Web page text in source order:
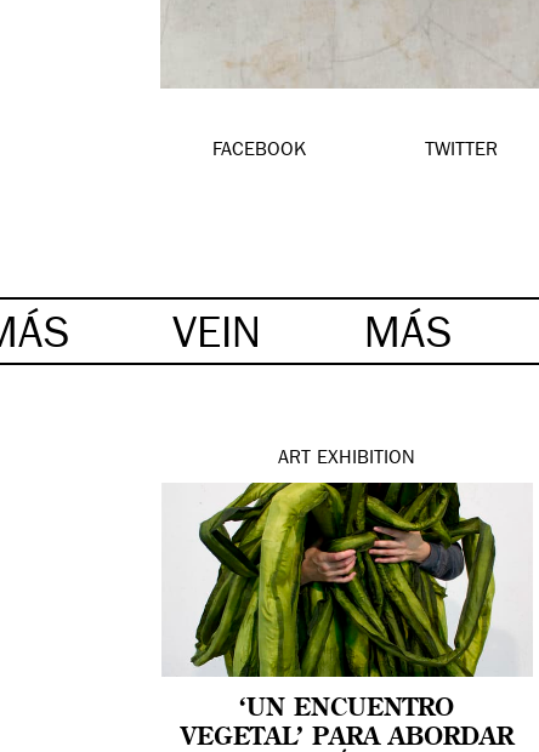
FACEBOOK TWITTER
VEIN MÁS
ART EXHIBITION
‘UN ENCUENTRO
VEGETAL’ PARA ABORDAR